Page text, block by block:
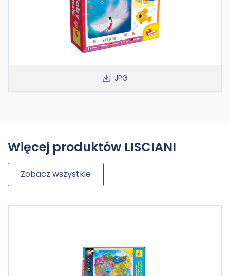
JPG
Więcej produktów LISCIANI
Zobacz wszystkie